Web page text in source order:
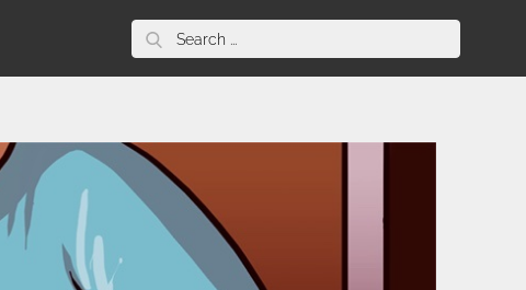
Search
for: